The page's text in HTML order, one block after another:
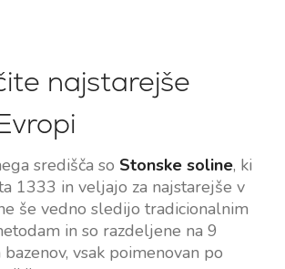
najstarejše
središča so Stonske soline, ki
1333 in veljajo za najstarejše v
še vedno sledijo tradicionalnim
in so razdeljene na 9
vsak poimenovan po